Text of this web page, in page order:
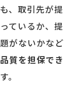
、取引先が提
ているか、提
がないかなど
質を担保でき
。